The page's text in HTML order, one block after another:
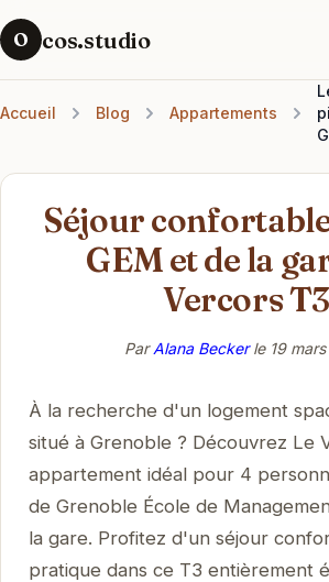
O cos.studio
Accueil Blog Appartements
Séjour
GEM et de la
Vercors T3
ParAlana Beckerle 19
À la recherche d'un logement
situé à Grenoble ? Découvrez Le
appartement idéal pour 4
de Grenoble École de
la gare. Profitez d'un séjour
pratique dans ce T3 entièrement